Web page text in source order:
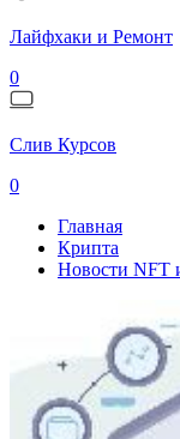
Лайфхаки и Ремонт
0
Слив Курсов
0
Главная
Крипта
Новости NFT